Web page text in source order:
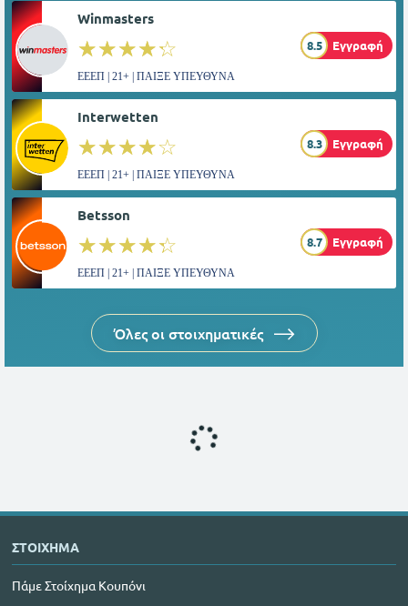
Winmasters
☆☆☆☆☆
★★★★★ 8.5 Εγγραφή
ΕΕΕΠ | 21+ | ΠΑΙΞΕ ΥΠΕΥΘΥΝΑ
Interwetten
☆☆☆☆☆
★★★★★ 8.3 Εγγραφή
ΕΕΕΠ | 21+ | ΠΑΙΞΕ ΥΠΕΥΘΥΝΑ
Betsson
☆☆☆☆☆
★★★★★ 8.7 Εγγραφή
ΕΕΕΠ | 21+ | ΠΑΙΞΕ ΥΠΕΥΘΥΝΑ
Όλες οι στοιχηματικές
ΣΤΟΙΧΗΜΑ
Πάμε Στοίχημα Κουπόνι